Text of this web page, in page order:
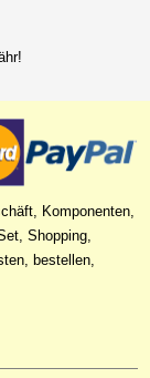
Komponenten,
Shopping,
bestellen,